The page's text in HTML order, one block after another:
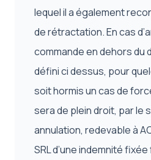
lequel il a également
de rétractation. En cas
commande en dehors du
défini ci dessus, pour
soit hormis un cas de
sera de plein droit, par le
annulation, redevable à
SRL d’une indemnité